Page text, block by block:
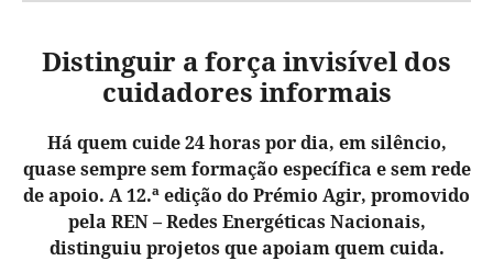
Distinguir a força invisível dos
cuidadores informais
Há quem cuide 24 horas por dia, em silêncio,
quase sempre sem formação específica e sem rede
de apoio. A 12.ª edição do Prémio Agir, promovido
pela REN – Redes Energéticas Nacionais,
distinguiu projetos que apoiam quem cuida.